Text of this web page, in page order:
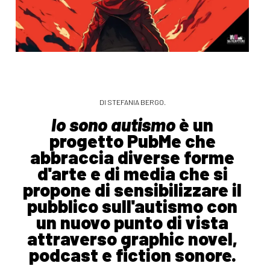
DI STEFANIA BERGO.
Io sono autismoè un
progetto PubMe che
abbraccia diverse forme
d'arte e di media che si
propone di sensibilizzare il
pubblico sull'autismo con
un nuovo punto di vista
attraverso graphic novel,
podcast e fiction sonore.